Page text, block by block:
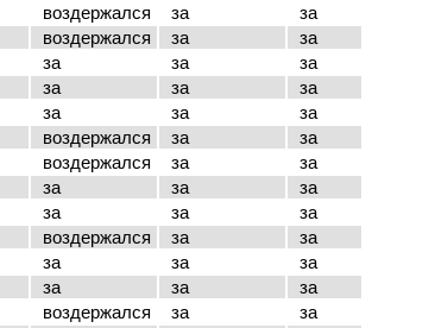
воздержался за
за
воздержался за
за
за за
за
за за
за
за за
за
воздержался за
за
воздержался за
за
за за
за
за за
за
воздержался за
за
за за
за
за за
за
воздержался за
за